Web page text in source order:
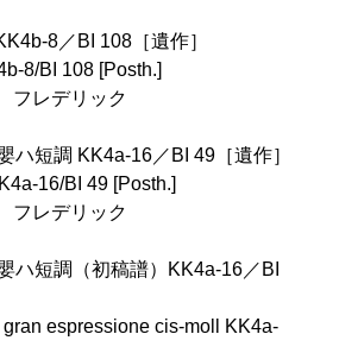
8／BI 108［遺作］
8/BI 108 [Posth.]
フレデリック
ハ短調 KK4a-16／BI 49［遺作］
16/BI 49 [Posth.]
フレデリック
ハ短調（初稿譜）KK4a-16／BI
espressione cis-moll KK4a-